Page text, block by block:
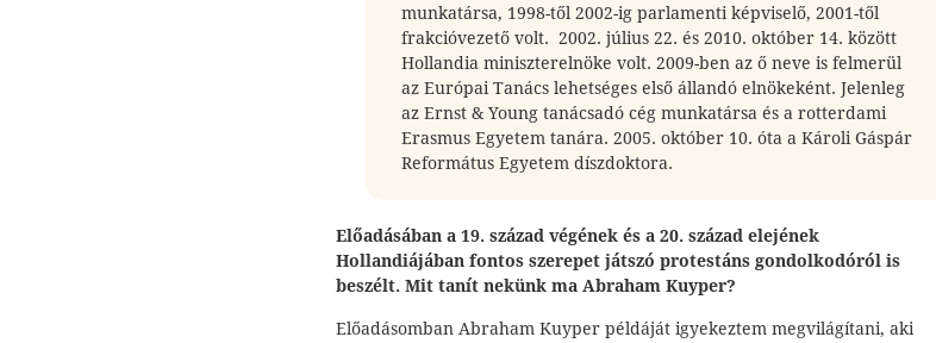
munkatársa, 1998-től 2002-ig parlamenti képviselő, 2001-től
frakcióvezető volt. 2002. július 22. és 2010. október 14. között
Hollandia miniszterelnöke volt. 2009-ben az ő neve is felmerül
az Európai Tanács lehetséges első állandó elnökeként. Jelenleg
az Ernst & Young tanácsadó cég munkatársa és a rotterdami
Erasmus Egyetem tanára. 2005. október 10. óta a Károli Gáspár
Református Egyetem díszdoktora.
Előadásában a 19. század végének és a 20. század elejének
Hollandiájában fontos szerepet játszó protestáns gondolkodóról is
beszélt. Mit tanít nekünk ma Abraham Kuyper?
Előadásomban Abraham Kuyper példáját igyekeztem megvilágítani, aki